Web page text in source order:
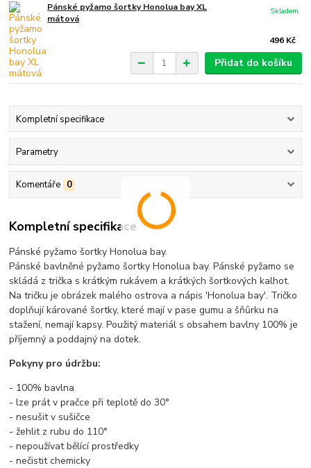
Pánské pyžamo šortky Honolua bay XL
mátová
496 Kč
Skladem
Přidat do košíku
Kompletní specifikace
Parametry
Komentáře 0
Kompletní specifikace
Pánské pyžamo šortky Honolua bay.
Pánské bavlněné pyžamo šortky Honolua bay. Pánské pyžamo se
skládá z trička s krátkým rukávem a krátkých šortkových kalhot.
Na tričku je obrázek malého ostrova a nápis 'Honolua bay'. Tričko
doplňují kárované šortky, které mají v pase gumu a šňůrku na
stažení, nemají kapsy. Použitý materiál s obsahem bavlny 100% je
příjemný a poddajný na dotek.
Pokyny pro údržbu:
- 100% bavlna
- lze prát v pračce při teplotě do 30°
- nesušit v sušičce
- žehlit z rubu do 110°
- nepoužívat bělící prostředky
- nečistit chemicky